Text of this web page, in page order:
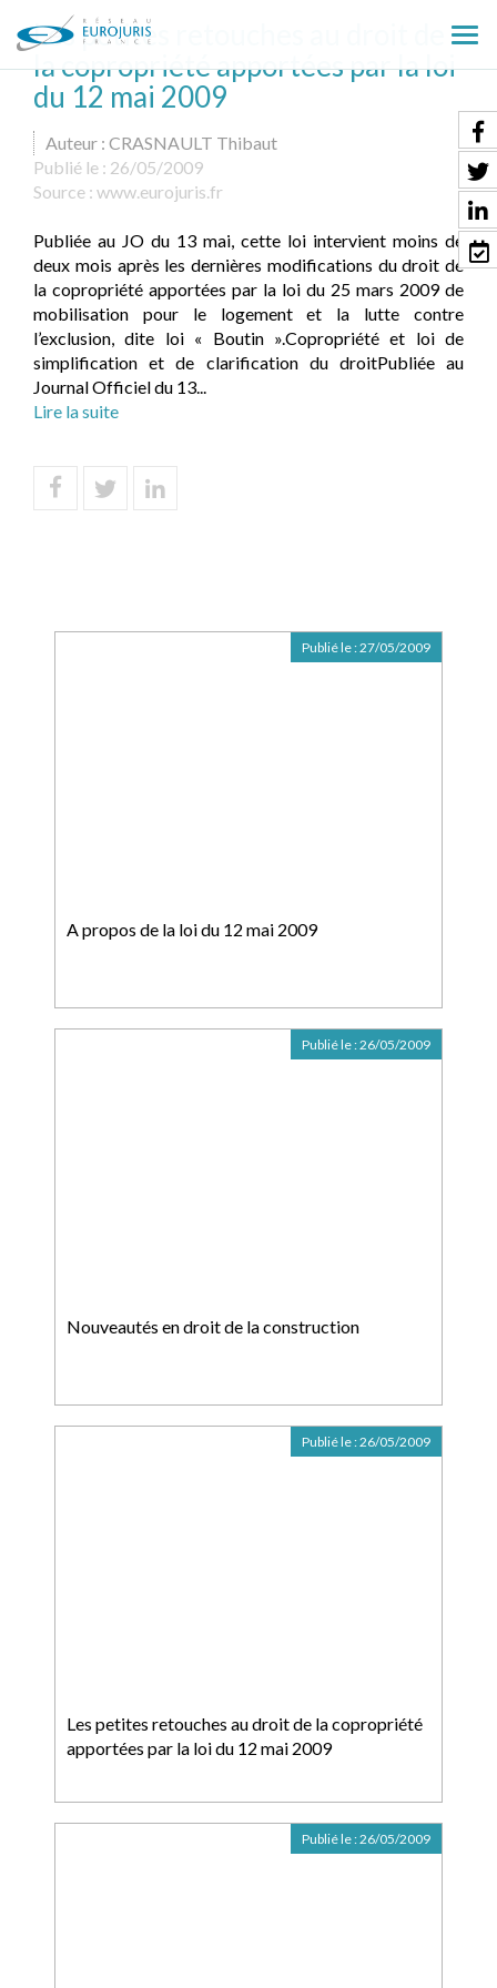
le
Les petites retouches au droit de
la copropriété apportées par la loi
du 12 mai 2009
Auteur : CRASNAULT Thibaut
Publié le : 26/05/2009
Source : www.eurojuris.fr
Publiée au JO du 13 mai, cette loi intervient moins de
deux mois après les dernières modifications du droit de
la copropriété apportées par la loi du 25 mars 2009 de
mobilisation pour le logement et la lutte contre
l’exclusion, dite loi « Boutin ».Copropriété et loi de
simplification et de clarification du droitPubliée au
Journal Officiel du 13...
Lire la suite
A propos de la loi du 12 mai 2009
Publié le :27/05/2009
Nouveautés en droit de la construction
Publié le :26/05/2009
Les petites retouches au droit de la copropriété
apportées par la loi du 12 mai 2009
Publié le :26/05/2009
Publié le :26/05/2009